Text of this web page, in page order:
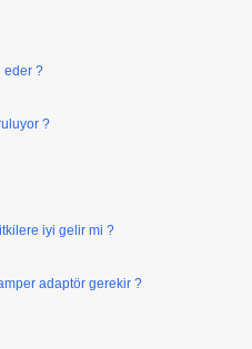
eder ?
?
iyi gelir mi ?
adaptör gerekir ?